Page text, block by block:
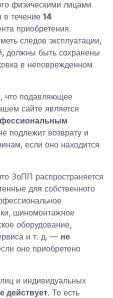
физическими лицами
в течение 14
приобретения.
следов эксплуатации,
должны быть сохранены
в неповрежденном
подавляющее
сайте является
подлежит возврату и
если оно находится
ЗоПП распространяется
для собственного
шиномонтажное
оборудование,
и т. д. — не
оно приобретено
и индивидуальных
действует. То есть